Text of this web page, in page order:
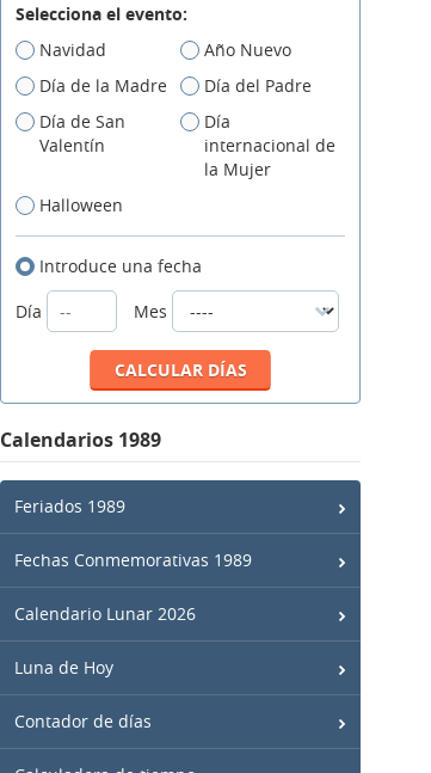
Selecciona el evento:
Navidad
Año Nuevo
Día de la Madre
Día del Padre
Día de San
Valentín
Día
internacional de
la Mujer
Halloween
Introduce una fecha
Día
Mes
Calendarios 1989
Feriados 1989
Fechas Conmemorativas 1989
Calendario Lunar 2026
Luna de Hoy
Contador de días